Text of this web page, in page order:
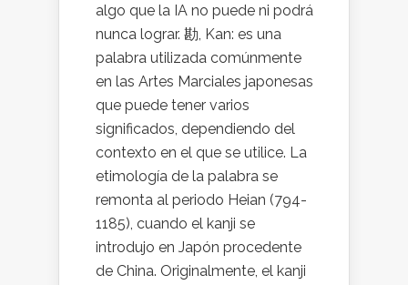
algo que la IA no puede ni podrá
nunca lograr. 勘, Kan: es una
palabra utilizada comúnmente
en las Artes Marciales japonesas
que puede tener varios
significados, dependiendo del
contexto en el que se utilice. La
etimología de la palabra se
remonta al periodo Heian (794-
1185), cuando el kanji se
introdujo en Japón procedente
de China. Originalmente, el kanji